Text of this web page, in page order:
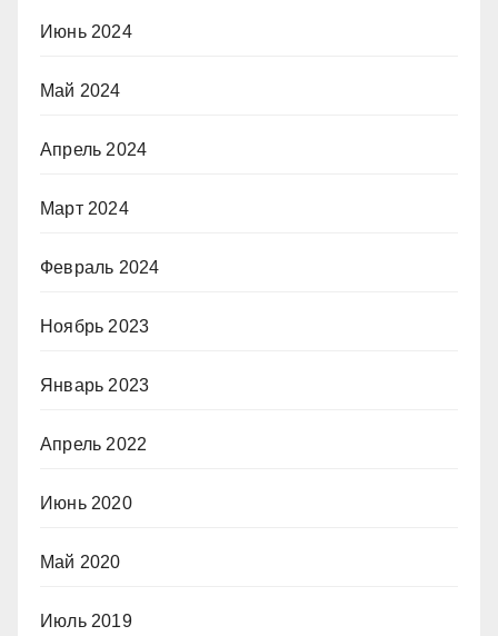
Июнь 2024
Май 2024
Апрель 2024
Март 2024
Февраль 2024
Ноябрь 2023
Январь 2023
Апрель 2022
Июнь 2020
Май 2020
Июль 2019